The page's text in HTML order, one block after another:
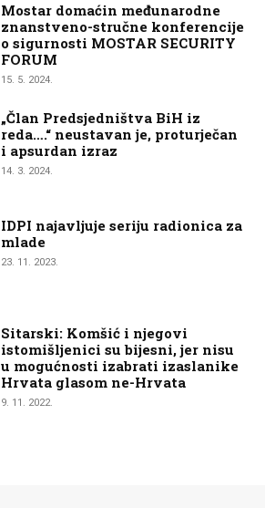
Mostar domaćin međunarodne
znanstveno-stručne konferencije
o sigurnosti MOSTAR SECURITY
FORUM
15. 5. 2024.
„Član Predsjedništva BiH iz
reda….“ neustavan je, proturječan
i apsurdan izraz
14. 3. 2024.
IDPI najavljuje seriju radionica za
mlade
23. 11. 2023.
Sitarski: Komšić i njegovi
istomišljenici su bijesni, jer nisu
u mogućnosti izabrati izaslanike
Hrvata glasom ne-Hrvata
9. 11. 2022.